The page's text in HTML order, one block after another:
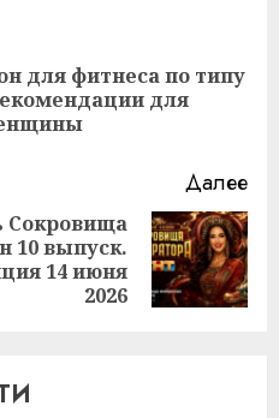
для фитнеса по типу
для
Далее
Сокровища
10 выпуск.
14 июня
2026